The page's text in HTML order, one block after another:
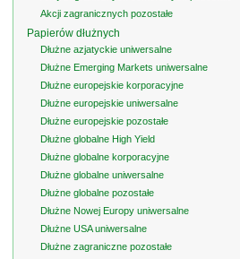
Akcji zagranicznych pozostałe
Papierów dłużnych
Dłużne azjatyckie uniwersalne
Dłużne Emerging Markets uniwersalne
Dłużne europejskie korporacyjne
Dłużne europejskie uniwersalne
Dłużne europejskie pozostałe
Dłużne globalne High Yield
Dłużne globalne korporacyjne
Dłużne globalne uniwersalne
Dłużne globalne pozostałe
Dłużne Nowej Europy uniwersalne
Dłużne USA uniwersalne
Dłużne zagraniczne pozostałe